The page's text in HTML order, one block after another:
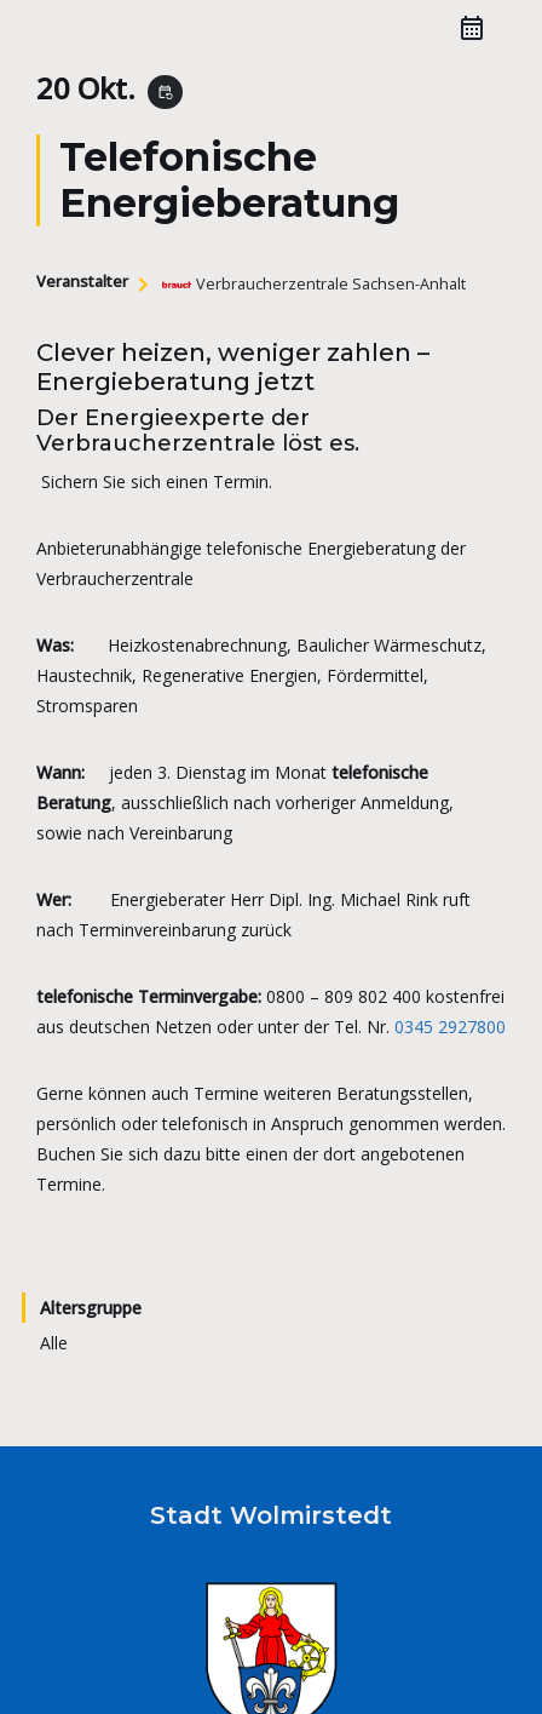
20 Okt. event_repeat
Telefonische
Energieberatung
Veranstalter Verbraucherzentrale Sachsen-Anhalt
Clever heizen, weniger zahlen –
Energieberatung jetzt
Der Energieexperte der
Verbraucherzentrale löst es.
Sichern Sie sich einen Termin.
Anbieterunabhängige telefonische Energieberatung der
Verbraucherzentrale
Was: Heizkostenabrechnung, Baulicher Wärmeschutz,
Haustechnik, Regenerative Energien, Fördermittel,
Stromsparen
Wann: jeden 3. Dienstag im Monat telefonische
Beratung, ausschließlich nach vorheriger Anmeldung,
sowie nach Vereinbarung
Wer: Energieberater Herr Dipl. Ing. Michael Rink ruft
nach Terminvereinbarung zurück
telefonische Terminvergabe: 0800 – 809 802 400 kostenfrei
aus deutschen Netzen oder unter der Tel. Nr. 0345 2927800
Gerne können auch Termine weiteren Beratungsstellen,
persönlich oder telefonisch in Anspruch genommen werden.
Buchen Sie sich dazu bitte einen der dort angebotenen
Termine.
Altersgruppe
Alle
Stadt Wolmirstedt